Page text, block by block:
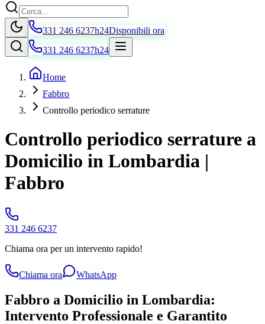
331 246 6237h24Disponibili ora
331 246 6237h24
Home
Fabbro
Controllo periodico serrature
Controllo periodico serrature a
Domicilio in Lombardia |
Fabbro
331 246 6237
Chiama ora per un intervento rapido!
Chiama ora WhatsApp
Fabbro a Domicilio in Lombardia:
Intervento Professionale e Garantito